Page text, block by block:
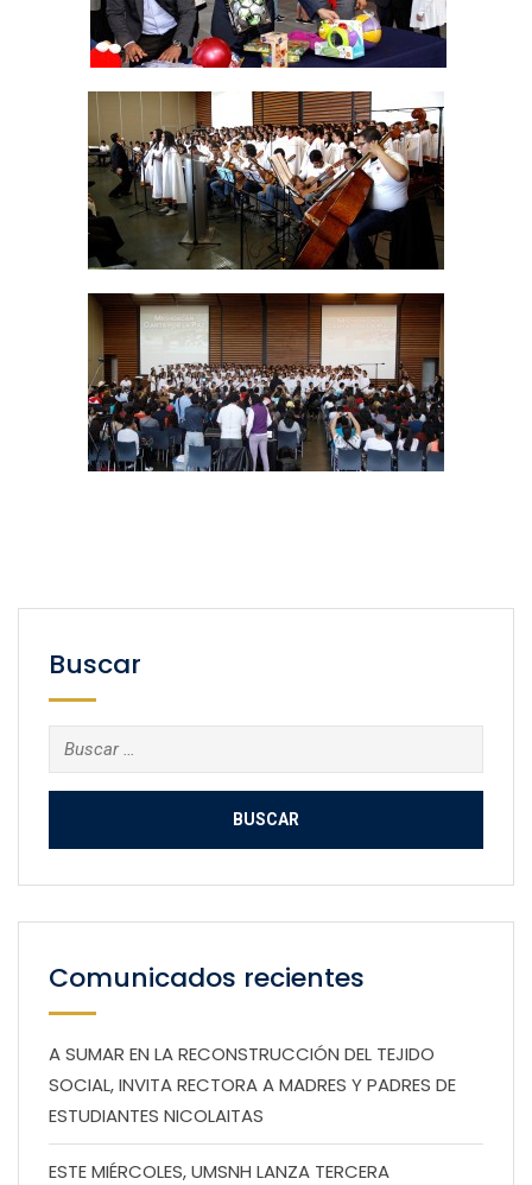
Buscar
Buscar:
Comunicados recientes
A SUMAR EN LA RECONSTRUCCIÓN DEL TEJIDO
SOCIAL, INVITA RECTORA A MADRES Y PADRES DE
ESTUDIANTES NICOLAITAS
ESTE MIÉRCOLES, UMSNH LANZA TERCERA